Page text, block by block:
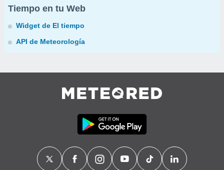
Tiempo en tu Web
Widget de El tiempo
API de Meteorología